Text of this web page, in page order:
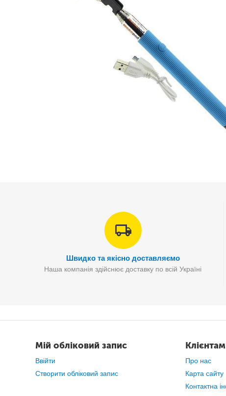
Швидко та якісно доставляємо
Наша компанія здійснює доставку по всій Україні
Мій обліковий запис
Ввійти
Створити обліковий запис
Клієнтам
Про нас
Карта сайту
Контактна